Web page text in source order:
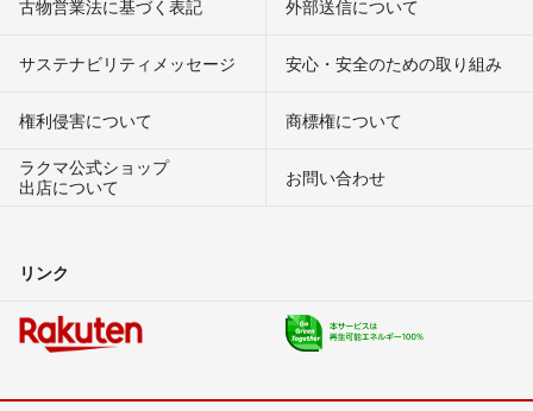
古物営業法に基づく表記 外部送信について
サステナビリティメッセージ 安心・安全のための取り組み
権利侵害について
商標権について
ラクマ公式ショップ
出店について
お問い合わせ
リンク